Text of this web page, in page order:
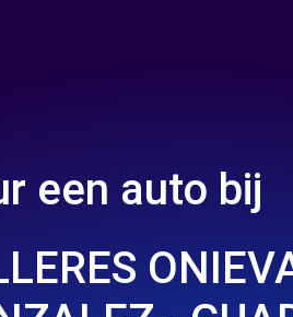
een auto bij